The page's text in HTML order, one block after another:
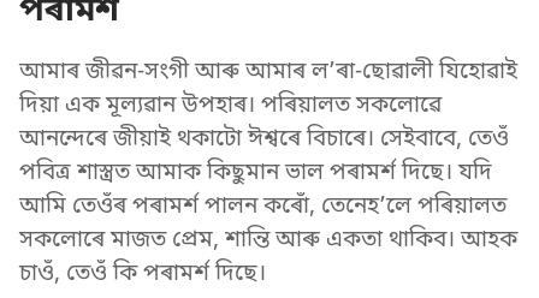
পৰামৰ্শ
আমাৰ জীৱন-সংগী আৰু আমাৰ লʼৰা-ছোৱালী যিহোৱাই
দিয়া এক মূল্যৱান উপহাৰ। পৰিয়ালত সকলোৱে
আনন্দেৰে জীয়াই থকাটো ঈশ্বৰে বিচাৰে। সেইবাবে, তেওঁ
পবিত্ৰ শাস্ত্ৰত আমাক কিছুমান ভাল পৰামৰ্শ দিছে। যদি
আমি তেওঁৰ পৰামৰ্শ পালন কৰোঁ, তেনেহʼলে পৰিয়ালত
সকলোৰে মাজত প্ৰেম, শান্তি আৰু একতা থাকিব। আহক
চাওঁ, তেওঁ কি পৰামৰ্শ দিছে।